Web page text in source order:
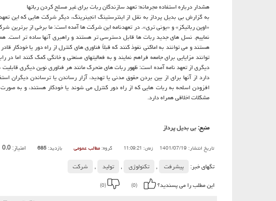
هشدار درباره استفاده مجرمانه؛ تعهد سازندگان ربات برای غیر مسلح کردن رباتها
به گزارش بی بدیل پرداز به نقل از اینترستینگ انجینرینگ، دیگر شرکت هایی که این
«اوپن رباتیکز» و «یونی تری». در تعهدنامه این شرکت ها آمده است: ما برخی از
نماییم. نسل های جدید ربات ها قابل دسترسی تر هستند و راهبری آنها ساده تر است.
هستند و می توانند به اماکنی نفوذ کنند که قبلاً فناوری های کنترل از راه دور یا خودکار
توانند مزایایی برای جامعه فراهم نمایند و به فعالیتهای صنعتی و خانگی کمک کنند اما
دیگری از تعهد نامه آمده است: ظهور ربات های متحرک مانند هر فناوری نوین دیگری
دارد از آنها برای از بین بردن حقوق مدنی یا تهدید، آزار رساندن یا ترساندن دیگران
افزودن اسلحه به ربات هایی که از راه دور کنترل می شوند یا خودکار هستند، و به
مشکلات اخلاقی همراه دارد.
منبع:بی بدیل پرداز
تاریخ انتشار: 1401/07/19 زمان: 11:09:21 گروه: مطالب عمومی بازدید: 685 امتیاز:0.0
تگهای خبر:
پیشرفت , تكنولوژی , تولید ,
شركت
این مطلب را می پسندید؟
(0)
(0)